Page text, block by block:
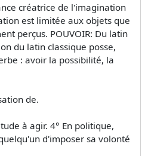
créatrice de l'imagination
est limitée aux objets que
perçus. POUVOIR: Du latin
du latin classique posse,
: avoir la possibilité, la
de.
à agir. 4° En politique,
d'imposer sa volonté